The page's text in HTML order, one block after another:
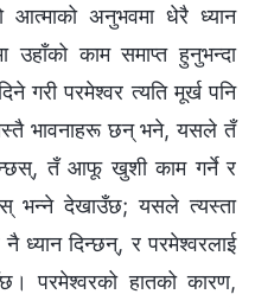
आत्माको अनुभवमा धेरै ध्यान
उहाँको काम समाप्त हुनुभन्दा
गरी परमेश्‍वर त्यति मूर्ख पनि
भावनाहरू छन् भने, यसले तँ
तँ आफू खुशी काम गर्ने र
भन्‍ने देखाउँछ; यसले त्यस्ता
ध्यान दिन्छन्, र परमेश्‍वरलाई
परमेश्‍वरको हातको कारण,